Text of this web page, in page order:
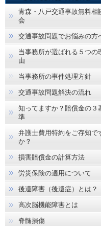
青森・八戸交通事故無料相
会
交通事故問題でお悩みの方
当事務所が選ばれる５つの
由
当事務所の事件処理方針
交通事故問題解決の流れ
知ってますか？賠償金の３
準
弁護士費用特約をご存知で
か？
損害賠償金の計算方法
労災保険の適用について
後遺障害（後遺症）とは？
高次脳機能障害とは
脊髄損傷